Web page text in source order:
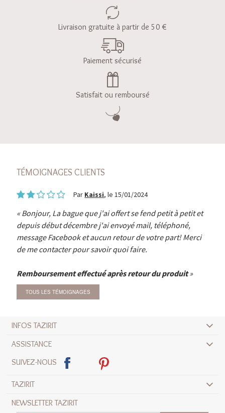
Livraison gratuite à partir de 50 €
Paiement sécurisé
Satisfait ou remboursé
TÉMOIGNAGES CLIENTS
Par Kaissi, le 15/01/2024
Bonjour, La bague que j'ai offert se fend petit à petit et
depuis début décembre j'ai envoyé mail, téléphoné,
message Facebook et aucun retour de votre part! Merci
de me contacter pour savoir quoi faire.
Remboursement effectué après retour du produit
TOUS LES TÉMOIGNAGES
INFOS TAZIRIT
ASSISTANCE
SUIVEZ-NOUS
TAZIRIT
NEWSLETTER TAZIRIT